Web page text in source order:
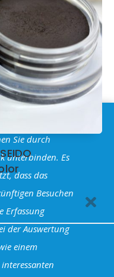
WordPress
Sie durch
unterbinden. Es
dass das
Besuchen
Erfassung
der Auswertung
einem